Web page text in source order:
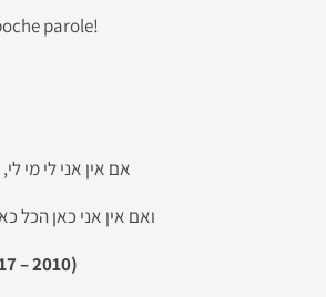
parole!
ואם אין אני כאן הכל
– 2010)